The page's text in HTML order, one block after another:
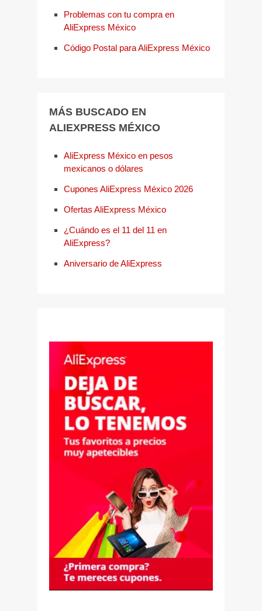
Problemas con tu compra en
AliExpress México
Código Postal para AliExpress México
MÁS BUSCADO EN
ALIEXPRESS MÉXICO
AliExpress México en pesos
mexicanos o dólares
Cupones AliExpress México 2026
Ofertas AliExpress México
¿Cuándo es el 11 del 11 en
AliExpress?
Aniversario de AliExpress